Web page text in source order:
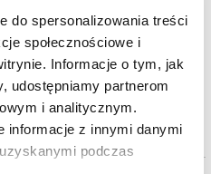
do spersonalizowania treści
społecznościowe i
Informacje o tym, jak
udostępniamy partnerom
i analitycznym.
informacje z innymi danymi
podczas
1 520 zł